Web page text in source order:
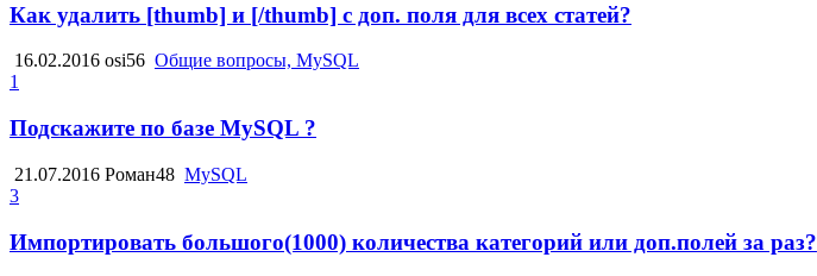
Как удалить [thumb] и [/thumb] с доп. поля для всех статей?
16.02.2016 osi56 Общие вопросы, MySQL
1
Подскажите по базе MySQL ?
21.07.2016 Роман48 MySQL
3
Импортировать большого(1000) количества категорий или доп.полей за раз?